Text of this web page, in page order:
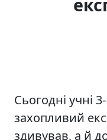
Сьогодні учні
захопливий
здивував, а й